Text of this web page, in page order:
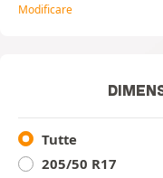
Modificare
Tutte
205/50 R17